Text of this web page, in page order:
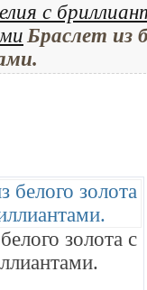
с
Браслет из
золота с